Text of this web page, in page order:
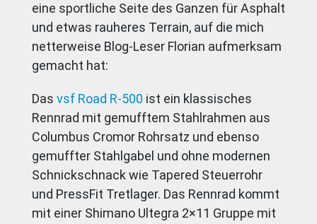
eine sportliche Seite des Ganzen für Asphalt
und etwas rauheres Terrain, auf die mich
netterweise Blog-Leser Florian aufmerksam
gemacht hat:
Das vsf Road R-500 ist ein klassisches
Rennrad mit gemufftem Stahlrahmen aus
Columbus Cromor Rohrsatz und ebenso
gemuffter Stahlgabel und ohne modernen
Schnickschnack wie Tapered Steuerrohr
und PressFit Tretlager. Das Rennrad kommt
mit einer Shimano Ultegra 2×11 Gruppe mit